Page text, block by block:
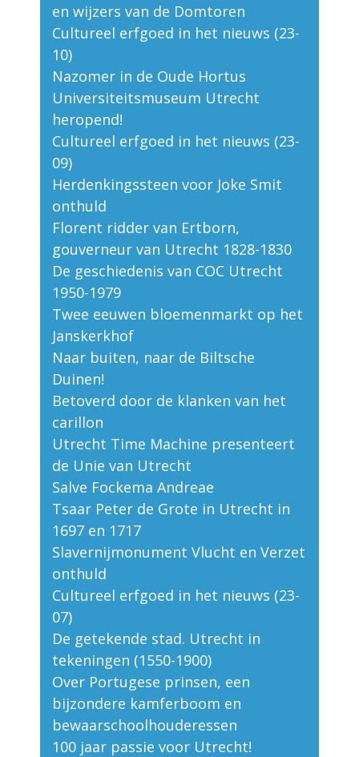
en wijzers van de Domtoren
Cultureel erfgoed in het nieuws (23-
10)
Nazomer in de Oude Hortus
Universiteitsmuseum Utrecht
heropend!
Cultureel erfgoed in het nieuws (23-
09)
Herdenkingssteen voor Joke Smit
onthuld
Florent ridder van Ertborn,
gouverneur van Utrecht 1828-1830
De geschiedenis van COC Utrecht
1950-1979
Twee eeuwen bloemenmarkt op het
Janskerkhof
Naar buiten, naar de Biltsche
Duinen!
Betoverd door de klanken van het
carillon
Utrecht Time Machine presenteert
de Unie van Utrecht
Salve Fockema Andreae
Tsaar Peter de Grote in Utrecht in
1697 en 1717
Slavernijmonument Vlucht en Verzet
onthuld
Cultureel erfgoed in het nieuws (23-
07)
De getekende stad. Utrecht in
tekeningen (1550-1900)
Over Portugese prinsen, een
bijzondere kamferboom en
bewaarschoolhouderessen
100 jaar passie voor Utrecht!